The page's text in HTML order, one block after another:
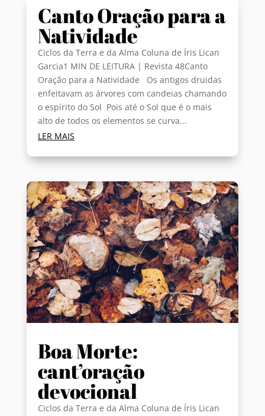
Canto Oração para a
Natividade
Ciclos da Terra e da Alma Coluna de Íris Lican
Garcia1 MIN DE LEITURA | Revista 48Canto
Oração para a Natividade Os antigos druidas
enfeitavam as árvores com candeias chamando
o espírito do Sol Pois até o Sol que é o mais
alto de todos os elementos se curva...
LER MAIS
Boa Morte:
cant’oração
devocional
Ciclos da Terra e da Alma Coluna de Íris Lican